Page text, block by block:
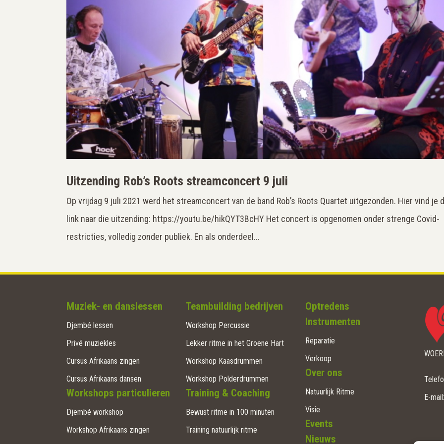
Uitzending Rob’s Roots streamconcert 9 juli
Op vrijdag 9 juli 2021 werd het streamconcert van de band Rob’s Roots Quartet uitgezonden. Hier vind je
link naar die uitzending: https://youtu.be/hikQYT3BcHY Het concert is opgenomen onder strenge Covid-
restricties, volledig zonder publiek. En als onderdeel...
Muziek- en danslessen
Djembé lessen
Privé muziekles
Cursus Afrikaans zingen
Cursus Afrikaans dansen
Workshops particulieren
Djembé workshop
Workshop Afrikaans zingen
Teambuilding bedrijven
Workshop Percussie
Lekker ritme in het Groene Hart
Workshop Kaasdrummen
Workshop Polderdrummen
Training & Coaching
Bewust ritme in 100 minuten
Training natuurlijk ritme
Optredens
Instrumenten
Reparatie
Verkoop
Over ons
Natuurlijk Ritme
Visie
Events
Nieuws
E-